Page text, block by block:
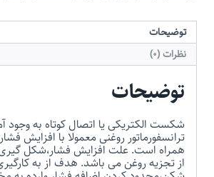
توضیحات
نظرات (0)
توضیحات
شکست الکتریکی یا اتصال کوتاه به وجود
ترانسفورماتور روغنی معمولا با افزایش
همراه است. علت افزایش فشار،شکل
از تجزیه روغن می باشد. هدف از به